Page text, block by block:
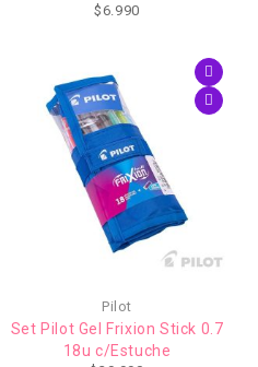
$6.990
Pilot
Set Pilot Gel Frixion Stick 0.7
18u c/Estuche